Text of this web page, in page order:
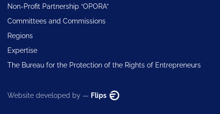
Non-Profit Partnership “OPORA”
Committees and Commissions
Regions
Expertise
The Bureau for the Protection of the Rights of Entrepreneurs
Website developed by — Flips